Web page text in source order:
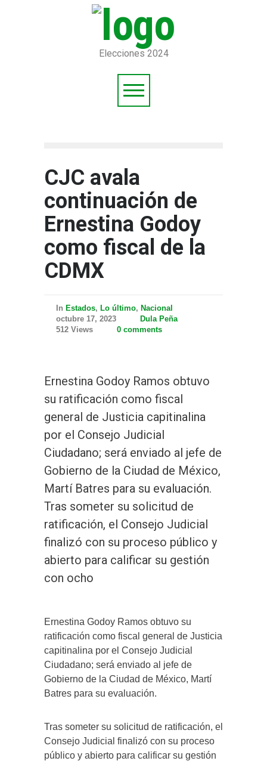
Elecciones 2024
CJC avala
continuación de
Ernestina Godoy
como fiscal de la
CDMX
In Estados, Lo último, Nacional
octubre 17, 2023
Dula Peña
512 Views
0 comments
Ernestina Godoy Ramos obtuvo
su ratificación como fiscal
general de Justicia capitinalina
por el Consejo Judicial
Ciudadano; será enviado al jefe de
Gobierno de la Ciudad de México,
Martí Batres para su evaluación.
Tras someter su solicitud de
ratificación, el Consejo Judicial
finalizó con su proceso público y
abierto para calificar su gestión
con ocho
Ernestina Godoy Ramos obtuvo su
ratificación como fiscal general de Justicia
capitinalina por el Consejo Judicial
Ciudadano; será enviado al jefe de
Gobierno de la Ciudad de México, Martí
Batres para su evaluación.
Tras someter su solicitud de ratificación, el
Consejo Judicial finalizó con su proceso
público y abierto para calificar su gestión